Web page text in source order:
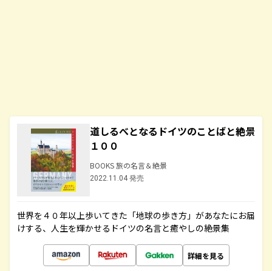
道しるべとなるドイツのことばと絶景
１００
BOOKS 旅の名言＆絶景
2022.11.04 発売
世界を４０年以上歩いてきた「地球の歩き方」があなたにお届
けする、人生を輝かせるドイツの名言と癒やしの絶景集
詳細を見る